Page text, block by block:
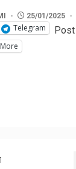
25/01/2025
Telegram Post
More